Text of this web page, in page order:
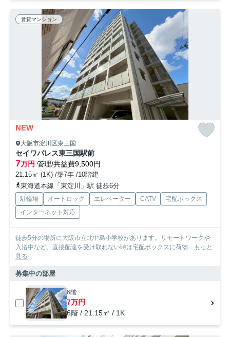
賃貸マンション
NEW
大阪市淀川区東三国
セイワパレス東三国駅前
7万円 管理/共益費9,500円
21.15㎡ (1K) /築7年 /10階建
東海道本線「東淀川」駅 徒歩6分
駐輪場 オートロック エレベーター CATV
宅配ボックス
インターネット対応
徒歩5分の場所に大阪市立北中島小学校があります。リモートワークや
入浴中など、直接配達を受け取れない時は宅配ボックスに荷物... もっと
見る
募集中の部屋
6階
7万円
6階 / 21.15㎡ / 1K